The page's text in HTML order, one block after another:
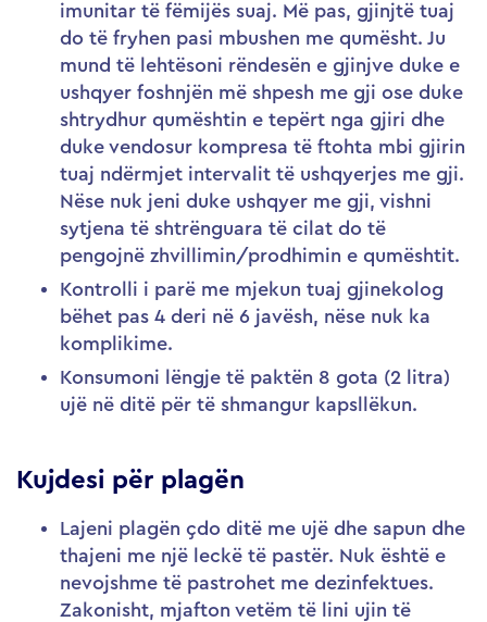
imunitar të fëmijës suaj. Më pas, gjinjtë tuaj
do të fryhen pasi mbushen me qumësht. Ju
mund të lehtësoni rëndesën e gjinjve duke e
ushqyer foshnjën më shpesh me gji ose duke
shtrydhur qumështin e tepërt nga gjiri dhe
duke vendosur kompresa të ftohta mbi gjirin
tuaj ndërmjet intervalit të ushqyerjes me gji.
Nëse nuk jeni duke ushqyer me gji, vishni
sytjena të shtrënguara të cilat do të
pengojnë zhvillimin/prodhimin e qumështit.
Kontrolli i parë me mjekun tuaj gjinekolog
bëhet pas 4 deri në 6 javësh, nëse nuk ka
komplikime.
Konsumoni lëngje të paktën 8 gota (2 litra)
ujë në ditë për të shmangur kapsllëkun.
Kujdesi për plagën
Lajeni plagën çdo ditë me ujë dhe sapun dhe
thajeni me një leckë të pastër. Nuk është e
nevojshme të pastrohet me dezinfektues.
Zakonisht, mjafton vetëm të lini ujin të